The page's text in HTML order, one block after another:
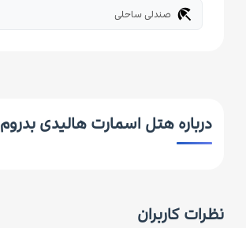
beach_access صندلی ساحلی
درباره هتل اسمارت هالیدی بدروم
نظرات کاربران